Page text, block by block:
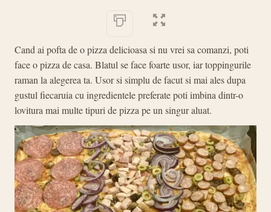
Cand ai pofta de o pizza delicioasa si nu vrei sa comanzi, poti
face o pizza de casa. Blatul se face foarte usor, iar toppingurile
raman la alegerea ta. Usor si simplu de facut si mai ales dupa
gustul fiecaruia cu ingredientele preferate poti imbina dintr-o
lovitura mai multe tipuri de pizza pe un singur aluat.